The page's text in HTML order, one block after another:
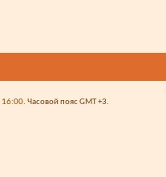
16:00. Часовой пояс GMT +3.